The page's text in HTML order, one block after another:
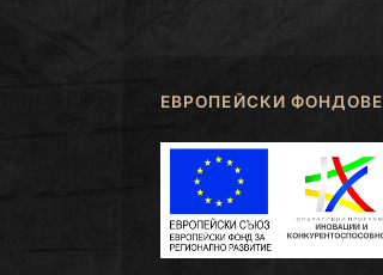
ЕВРОПЕЙСКИ ФОНДОВЕ